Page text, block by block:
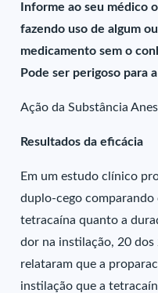
Informe ao seu médico
fazendo uso de algum
medicamento sem o
Pode ser perigoso para
Ação da Substância
Resultados da eficácia
Em um estudo clínico
duplo-cego
tetracaína quanto a
dor na instilação, 20
relataram que a
instilação que a